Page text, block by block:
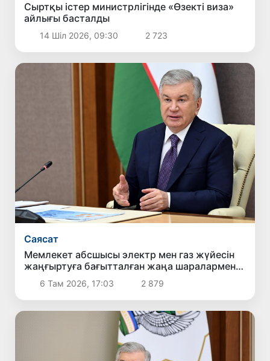
Сыртқы істер министрлігінде «Өзекті виза»
айлығы басталды
14 Шіл 2026, 09:30 2 723
Саясат
Мемлекет абсшысы электр мен газ жүйесін
жаңғыртуға бағытталған жаңа шаралармен
танысты
6 Там 2026, 17:03 2 879